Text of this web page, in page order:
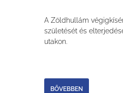
A Zöldhullám
születését és
utakon.
BŐVEBBEN